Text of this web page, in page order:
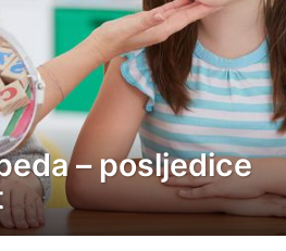
– posljedice